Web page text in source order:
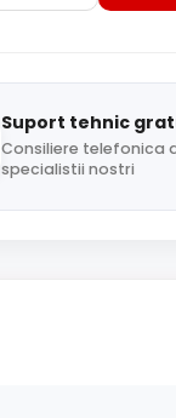
Suport tehnic
Consiliere telefonica
specialistii nostri